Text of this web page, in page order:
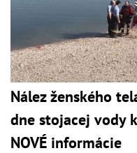
Nález ženského
dne stojacej vody
NOVÉ informácie